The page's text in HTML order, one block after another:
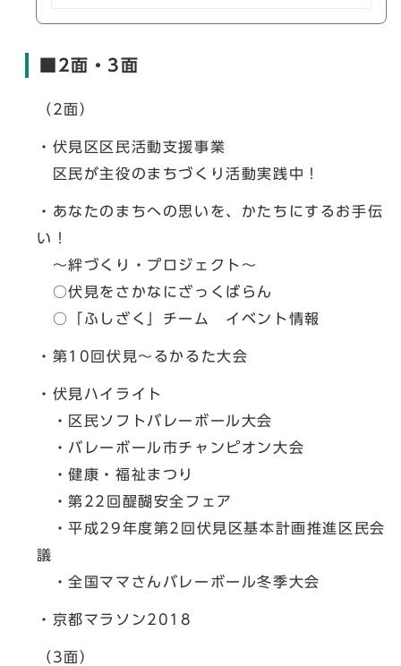
■2面・3面
（2面）
・伏見区区民活動支援事業
区民が主役のまちづくり活動実践中！
・あなたのまちへの思いを、かたちにするお手伝
い！
～絆づくり・プロジェクト～
○伏見をさかなにざっくばらん
○「ふしざく」チーム イベント情報
・第10回伏見～るかるた大会
・伏見ハイライト
・区民ソフトバレーボール大会
・バレーボール市チャンピオン大会
・健康・福祉まつり
・第22回醍醐安全フェア
・平成29年度第2回伏見区基本計画推進区民会
議
・全国ママさんバレーボール冬季大会
・京都マラソン2018
（3面）